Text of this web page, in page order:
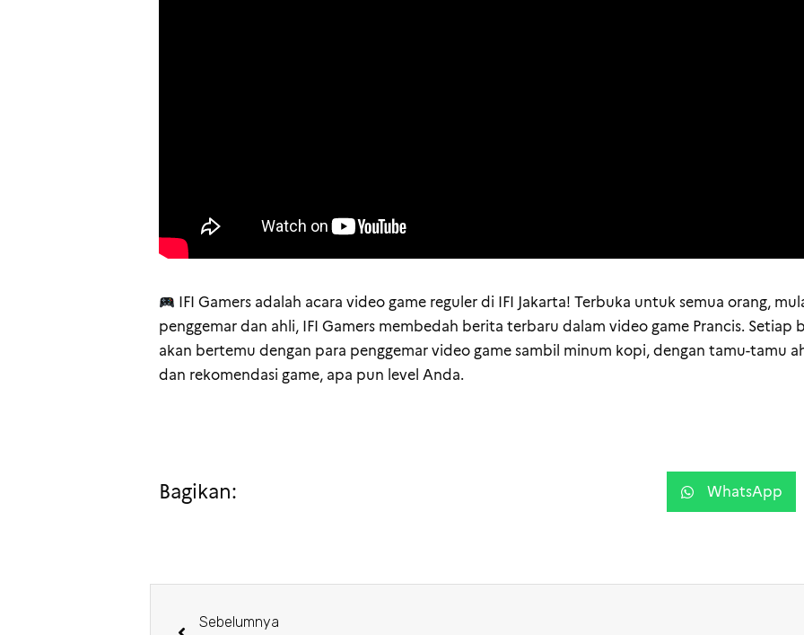
IFI Gamers adalah acara video game reguler di IFI Jakarta! Terbuka untuk semua orang,
penggemar dan ahli, IFI Gamers membedah berita terbaru dalam video game Prancis. Setiap
akan bertemu dengan para penggemar video game sambil minum kopi, dengan tamu-tamu
dan rekomendasi game, apa pun level Anda.
Bagikan: WhatsApp
Sebelumnya